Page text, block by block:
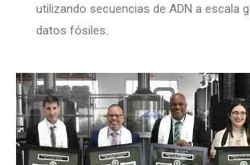
utilizando secuencias de ADN a escala
datos fósiles.